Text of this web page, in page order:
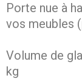
Porte nue à
vos meubles
Volume de
kg